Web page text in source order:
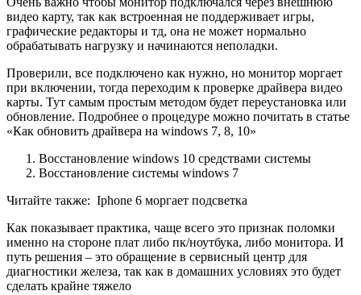
видео карту, так как встроенная не поддерживает игры,
графические редакторы и тд, она не может нормально
обрабатывать нагрузку и начинаются неполадки.
Проверили, все подключено как нужно, но монитор моргает
при включении, тогда переходим к проверке драйвера видео
карты. Тут самым простым методом будет переустановка или
обновление. Подробнее о процедуре можно почитать в статье
«Как обновить драйвера на windows 7, 8, 10»
Восстановление windows 10 средствами системы
Восстановление системы windows 7
Читайте также: Iphone 6 моргает подсветка
Как показывает практика, чаще всего это признак поломки
именно на стороне плат либо пк/ноутбука, либо монитора. И
путь решения – это обращение в сервисный центр для
диагностики железа, так как в домашних условиях это будет
сделать крайне тяжело